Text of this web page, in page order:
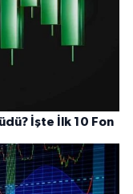
İşte İlk 10 Fon